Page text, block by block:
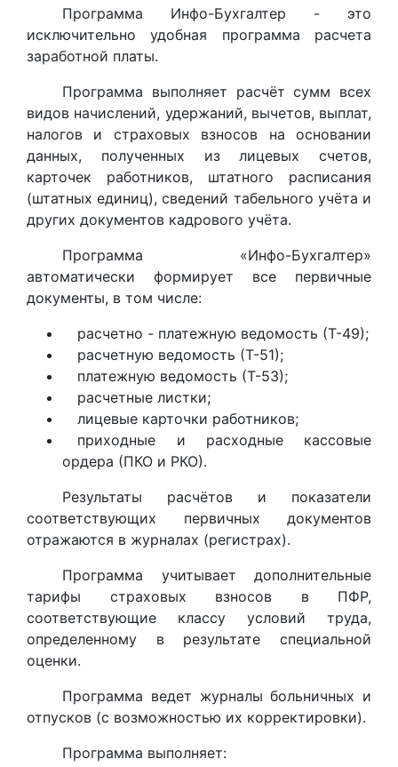
Программа Инфо-Бухгалтер - это
исключительно удобная программа расчета
заработной платы.
Программа выполняет расчёт сумм всех
видов начислений, удержаний, вычетов, выплат,
налогов и страховых взносов на основании
данных, полученных из лицевых счетов,
карточек работников, штатного расписания
(штатных единиц), сведений табельного учёта и
других документов кадрового учёта.
Программа «Инфо-Бухгалтер»
автоматически формирует все первичные
документы, в том числе:
расчетно - платежную ведомость (Т-49);
расчетную ведомость (Т-51);
платежную ведомость (Т-53);
расчетные листки;
лицевые карточки работников;
приходные и расходные кассовые
ордера (ПКО и РКО).
Результаты расчётов и показатели
соответствующих первичных документов
отражаются в журналах (регистрах).
Программа учитывает дополнительные
тарифы страховых взносов в ПФР,
соответствующие классу условий труда,
определенному в результате специальной
оценки.
Программа ведет журналы больничных и
отпусков (с возможностью их корректировки).
Программа выполняет: